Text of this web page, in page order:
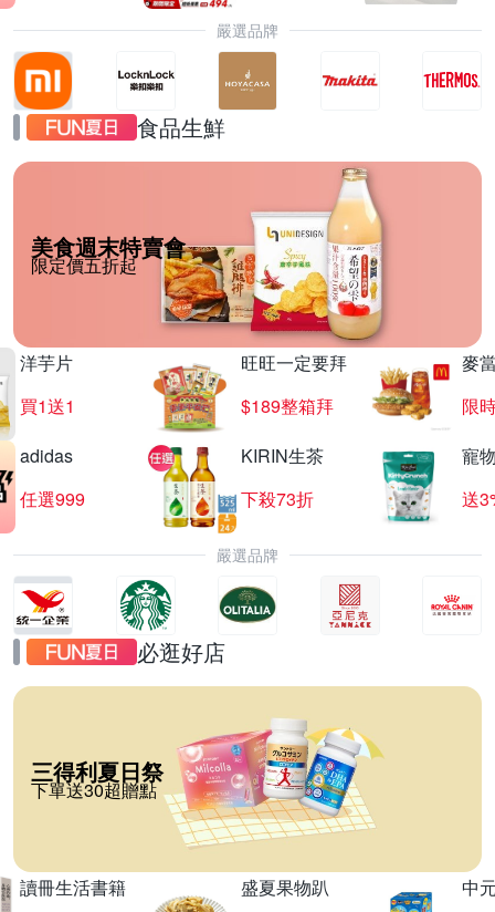
嚴選品牌
食品生鮮
美食週末特賣會
限定價五折起
洋芋片
買1送1
旺旺一定要拜
$189整箱拜
麥
限
adidas
任選999
KIRIN生茶
下殺73折
寵
送
嚴選品牌
必逛好店
三得利夏日祭
下單送30超贈點
讀冊生活書籍
盛夏果物趴
中